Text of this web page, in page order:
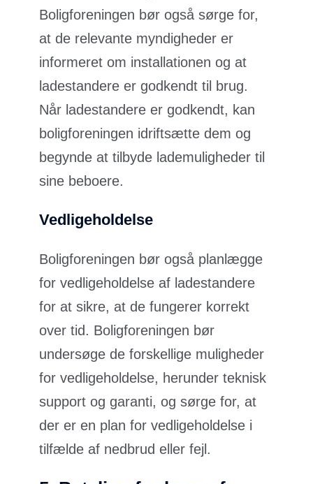
Boligforeningen bør også sørge for,
at de relevante myndigheder er
informeret om installationen og at
ladestandere er godkendt til brug.
Når ladestandere er godkendt, kan
boligforeningen idriftsætte dem og
begynde at tilbyde lademuligheder til
sine beboere.
Vedligeholdelse
Boligforeningen bør også planlægge
for vedligeholdelse af ladestandere
for at sikre, at de fungerer korrekt
over tid. Boligforeningen bør
undersøge de forskellige muligheder
for vedligeholdelse, herunder teknisk
support og garanti, og sørge for, at
der er en plan for vedligeholdelse i
tilfælde af nedbrud eller fejl.